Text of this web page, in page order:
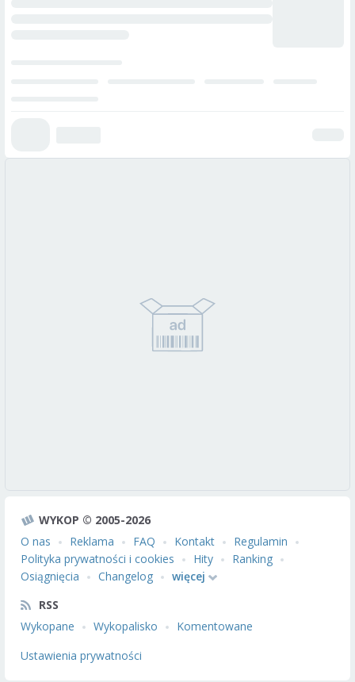
WYKOP © 2005-2026
O nas
Reklama FAQ Kontakt
Regulamin
Polityka prywatności i cookies
Hity
Ranking
Osiągnięcia
Changelog
więcej
RSS
Wykopane
Wykopalisko
Komentowane
Ustawienia prywatności